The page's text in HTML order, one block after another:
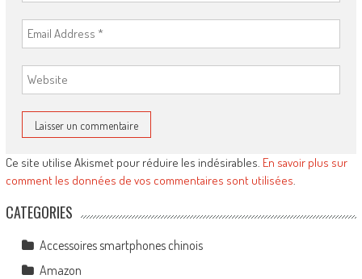
Ce site utilise Akismet pour réduire les indésirables. En savoir plus sur
comment les données de vos commentaires sont utilisées
CATEGORIES
Accessoires smartphones chinois
Amazon